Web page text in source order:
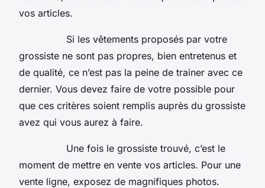
vos articles.
Si les vêtements proposés par votre
grossiste ne sont pas propres, bien entretenus et
de qualité, ce n’est pas la peine de trainer avec ce
dernier. Vous devez faire de votre possible pour
que ces critères soient remplis auprès du grossiste
avez qui vous aurez à faire.
Une fois le grossiste trouvé, c’est le
moment de mettre en vente vos articles. Pour une
vente ligne, exposez de magnifiques photos.